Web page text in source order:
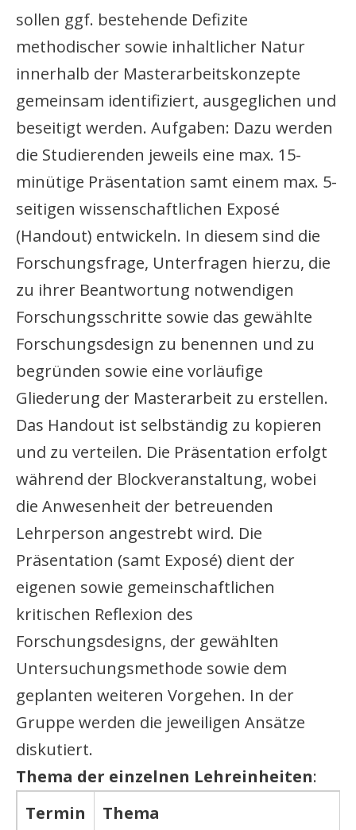
sollen ggf. bestehende Defizite
methodischer sowie inhaltlicher Natur
innerhalb der Masterarbeitskonzepte
gemeinsam identifiziert, ausgeglichen und
beseitigt werden. Aufgaben: Dazu werden
die Studierenden jeweils eine max. 15-
minütige Präsentation samt einem max. 5-
seitigen wissenschaftlichen Exposé
(Handout) entwickeln. In diesem sind die
Forschungsfrage, Unterfragen hierzu, die
zu ihrer Beantwortung notwendigen
Forschungsschritte sowie das gewählte
Forschungsdesign zu benennen und zu
begründen sowie eine vorläufige
Gliederung der Masterarbeit zu erstellen.
Das Handout ist selbständig zu kopieren
und zu verteilen. Die Präsentation erfolgt
während der Blockveranstaltung, wobei
die Anwesenheit der betreuenden
Lehrperson angestrebt wird. Die
Präsentation (samt Exposé) dient der
eigenen sowie gemeinschaftlichen
kritischen Reflexion des
Forschungsdesigns, der gewählten
Untersuchungsmethode sowie dem
geplanten weiteren Vorgehen. In der
Gruppe werden die jeweiligen Ansätze
diskutiert.
Thema der einzelnen Lehreinheiten:
Termin
Thema